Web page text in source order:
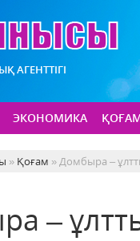
АГЕНТТІГІ
ЭКОНОМИКА
» Қоғам » Домбыра –
–